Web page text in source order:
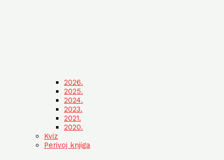
2026.
2025.
2024.
2023.
2021.
2020.
Kviz
Perivoj knjiga